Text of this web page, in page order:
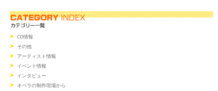
CD情報
その他
アーティスト情報
イベント情報
インタビュー
オペラの制作現場から